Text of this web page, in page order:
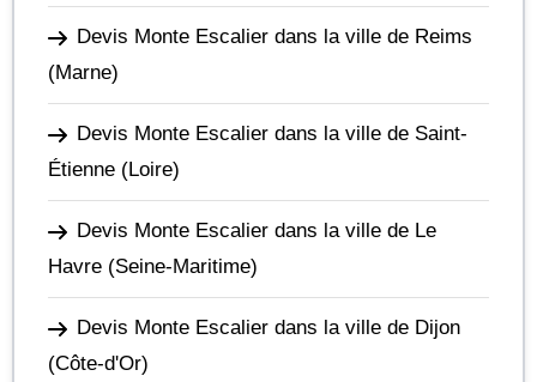
Devis Monte Escalier dans la ville de Reims
(Marne)
Devis Monte Escalier dans la ville de Saint-
Étienne (Loire)
Devis Monte Escalier dans la ville de Le
Havre (Seine-Maritime)
Devis Monte Escalier dans la ville de Dijon
(Côte-d'Or)